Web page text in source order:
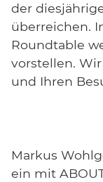
der
überreichen.
Roundtable
vorstellen.
und Ihren
Markus
ein mit